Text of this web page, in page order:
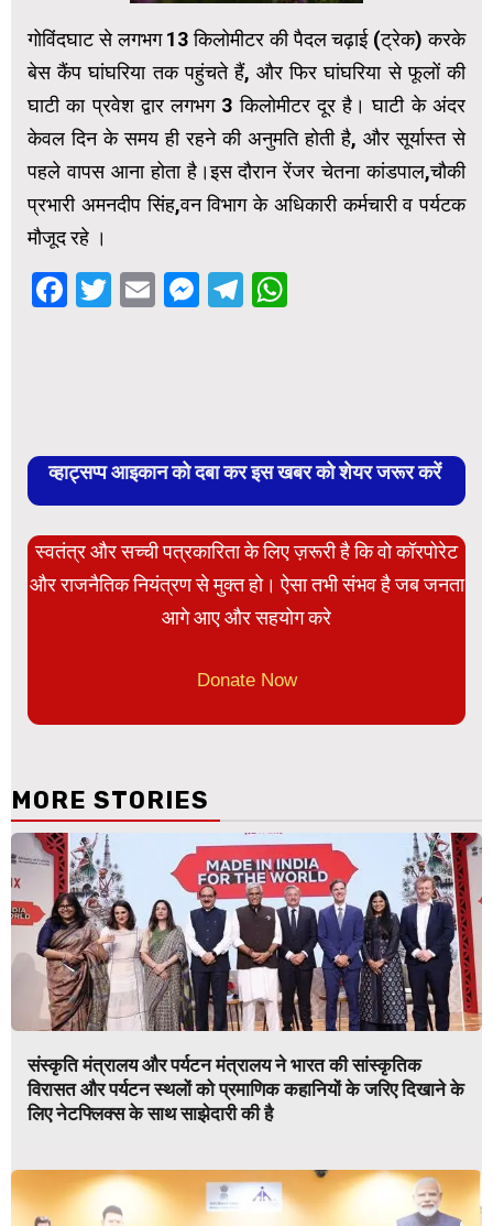
गोविंदघाट से लगभग 13 किलोमीटर की पैदल चढ़ाई (ट्रेक) करके
बेस कैंप घांघरिया तक पहुंचते हैं, और फिर घांघरिया से फूलों की
घाटी का प्रवेश द्वार लगभग 3 किलोमीटर दूर है। घाटी के अंदर
केवल दिन के समय ही रहने की अनुमति होती है, और सूर्यास्त से
पहले वापस आना होता है।इस दौरान रेंजर चेतना कांडपाल,चौकी
प्रभारी अमनदीप सिंह,वन विभाग के अधिकारी कर्मचारी व पर्यटक
मौजूद रहे ।
Facebook
Twitter
EmailMessenger
Telegram
व्हाट्सप्प आइकान को दबा कर इस खबर को शेयर जरूर करें
स्वतंत्र और सच्ची पत्रकारिता के लिए ज़रूरी है कि वो कॉरपोरेट
और राजनैतिक नियंत्रण से मुक्त हो। ऐसा तभी संभव है जब जनता
आगे आए और सहयोग करे
Donate Now
MORE STORIES
संस्कृति मंत्रालय और पर्यटन मंत्रालय ने भारत की सांस्कृतिक
विरासत और पर्यटन स्थलों को प्रमाणिक कहानियों के जरिए दिखाने के
लिए नेटफ्लिक्स के साथ साझेदारी की है